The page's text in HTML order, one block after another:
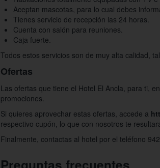
Aceptan mascotas, para lo cual debes
Tienes servicio de recepción las 24 horas.
Cuenta con salón para reuniones.
Caja fuerte.
Todos estos servicios son de muy alta calidad,
Ofertas
Las ofertas que tiene el Hotel El Ancla, para ti,
promociones.
Si quieres aprovechar estas ofertas, accede a
respectivo cupón, lo que con nosotros te
Finalmente, contactas al hotel por el teléfono